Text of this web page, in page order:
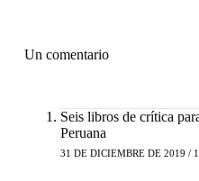
Un comentario
Seis libros de crítica
Peruana
31 DE DICIEMBRE DE 2019 /